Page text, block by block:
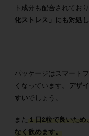
ト成分も配合されており
化ストレス」にも対処し
パッケージはスマート
くなっています。 デザ
すいでしょう。
また １日2粒で良いた
なく飲めます。